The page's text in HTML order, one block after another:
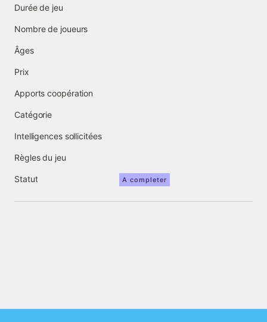
Durée de jeu
Nombre de joueurs
Âges
Prix
Apports coopération
Catégorie
Intelligences sollicitées
Règles du jeu
Statut A completer